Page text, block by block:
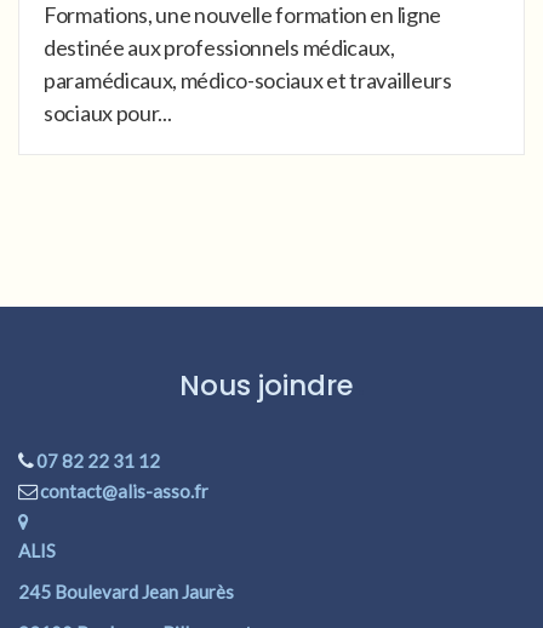
Formations, une nouvelle formation en ligne
destinée aux professionnels médicaux,
paramédicaux, médico-sociaux et travailleurs
sociaux pour...
Nous joindre
07 82 22 31 12
contact@alis-asso.fr
ALIS
245 Boulevard Jean Jaurès